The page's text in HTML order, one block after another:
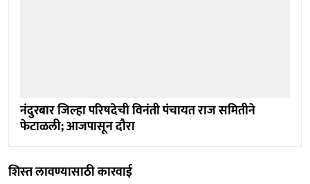
नंदुरबार जिल्‍हा परिषदेची विनंती पंचायत राज समितीने
फेटाळली; आजपासून दौरा
शिस्‍त लावण्यासाठी कारवाई